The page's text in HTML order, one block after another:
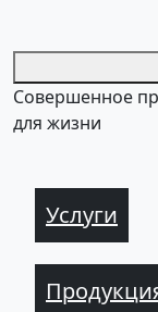
Совершенное
для жизни
Услуги